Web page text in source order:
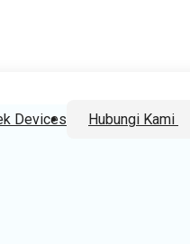
Devices Hubungi Kami